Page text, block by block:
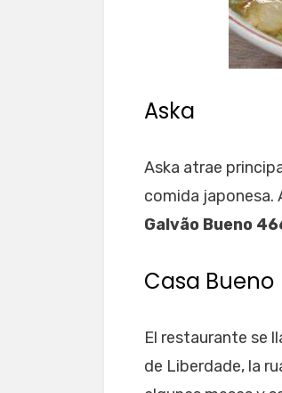
Aska
Aska atrae
comida japonesa.
Galvão Bueno
Casa Bueno
El restaurante se
de Liberdade, la